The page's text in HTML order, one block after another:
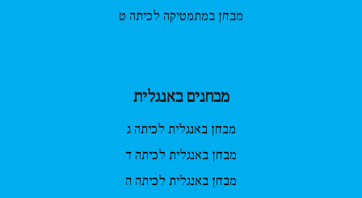
מבחן במתמטיקה לכיתה ט
מבחנים באנגלית
מבחן באנגלית לכיתה ג
מבחן באנגלית לכיתה ד
מבחן באנגלית לכיתה ה